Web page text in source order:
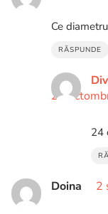
Ce
RĂSPUNDE
23
24
Doina 2